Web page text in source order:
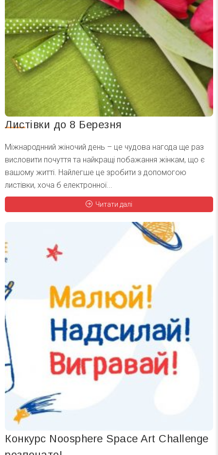
Листівки до 8 Березня
Міжнароднний жіночий день – це чудова нагода ще раз
висловити почуття та найкращі побажання жінкам, що є
вашому житті. Найлегше це зробити з допомогою
листівки, хоча б електронної...
Читати далі
Конкурс Noosphere Space Art Challenge